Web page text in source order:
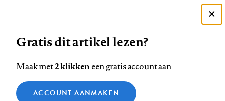
op
op
op
ons
op
Contact Colofon Disclaimer Privacy
Zie onze cookie policy
Gratis dit artikel lezen?
Maak met2 klikkeneen gratis account aan
ACCOUNT AANMAKEN